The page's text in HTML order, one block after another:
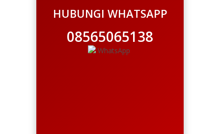
HUBUNGI WHATSAPP
08565065138